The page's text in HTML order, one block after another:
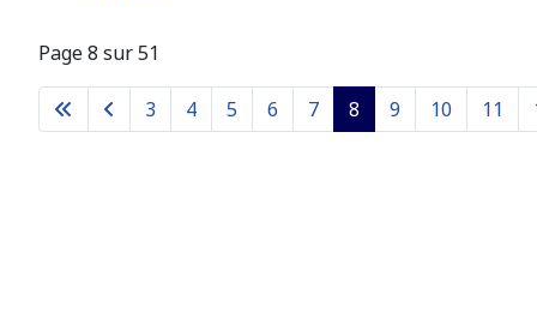
Page 8 sur 51
3 4 5 6 7 8 9 10 11